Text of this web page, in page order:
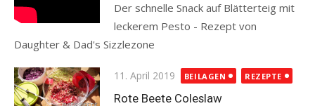
Der schnelle Snack auf Blätterteig mit
leckerem Pesto - Rezept von
Daughter & Dad's Sizzlezone
Posted
on
11. April 2019 BEILAGEN REZEPTE
Rote Beete Coleslaw